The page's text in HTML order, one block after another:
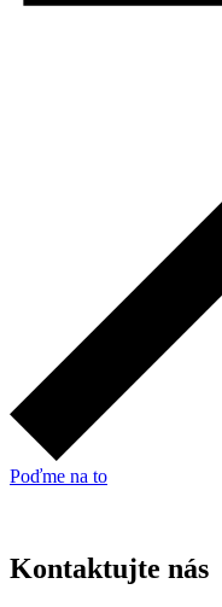
Poďme na to
Kontaktujte nás